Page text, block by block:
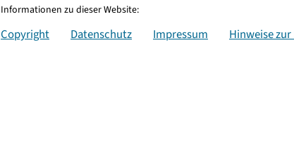
Informationen zu dieser Website:
Copyright Datenschutz Impressum Hinweise